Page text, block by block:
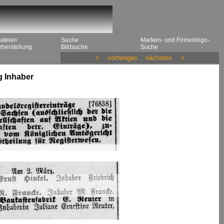
Suche
Bildsuche
Marken- und Firmenlogo-
Suche
< vorheriges nächstes >
Inhaber